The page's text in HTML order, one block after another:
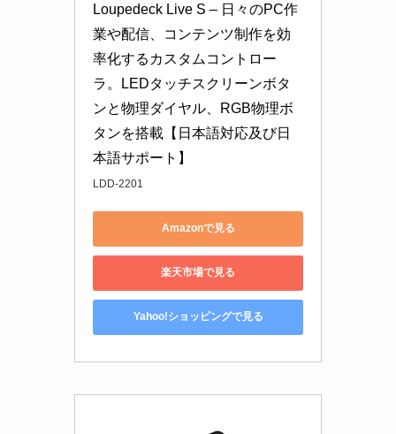
Loupedeck Live S – 日々のPC作
業や配信、コンテンツ制作を効
率化するカスタムコントロー
ラ。LEDタッチスクリーンボタ
ンと物理ダイヤル、RGB物理ボ
タンを搭載【日本語対応及び日
本語サポート】
LDD-2201
Amazonで見る
楽天市場で見る
Yahoo!ショッピングで見る